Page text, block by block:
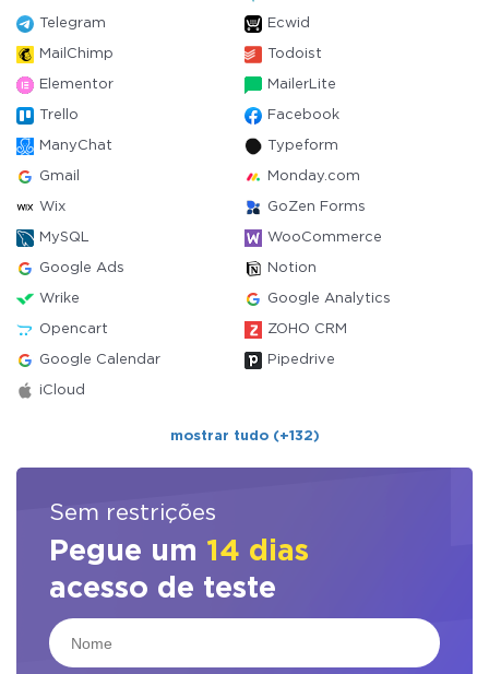
Telegram Ecwid
MailChimp Todoist
Elementor MailerLite
Trello Facebook
ManyChat Typeform
Gmail Monday.com
Wix GoZen Forms
MySQL WooCommerce
Google Ads Notion
Wrike Google Analytics
Opencart ZOHO CRM
Google Calendar Pipedrive
iCloud
mostrar tudo (+132)
Sem restrições
Pegue um 14 dias
acesso de teste